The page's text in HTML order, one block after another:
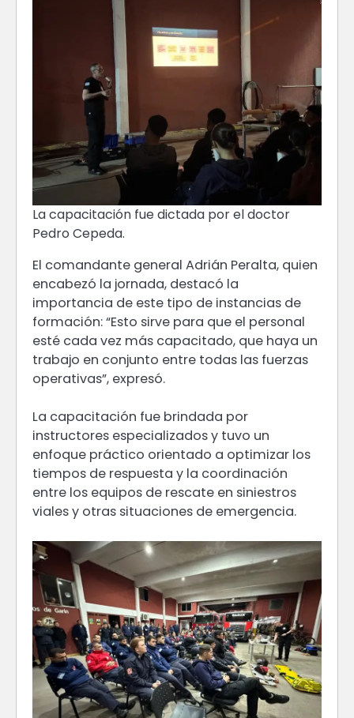
La capacitación fue dictada por el doctor
Pedro Cepeda.
El comandante general Adrián Peralta, quien
encabezó la jornada, destacó la
importancia de este tipo de instancias de
formación: “Esto sirve para que el personal
esté cada vez más capacitado, que haya un
trabajo en conjunto entre todas las fuerzas
operativas”, expresó.
La capacitación fue brindada por
instructores especializados y tuvo un
enfoque práctico orientado a optimizar los
tiempos de respuesta y la coordinación
entre los equipos de rescate en siniestros
viales y otras situaciones de emergencia.